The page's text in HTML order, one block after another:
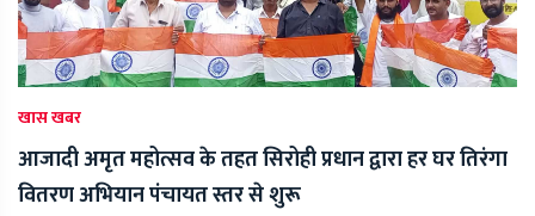
खास खबर
आजादी अमृत महोत्सव के तहत सिरोही प्रधान द्वारा हर घर तिरंगा
वितरण अभियान पंचायत स्तर से शुरू